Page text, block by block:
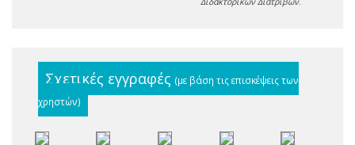
Σχετικές εγγραφές (με βάση τις επισκέψεις των
χρηστών)